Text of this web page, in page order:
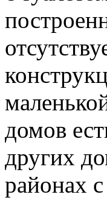
домов
других
районах